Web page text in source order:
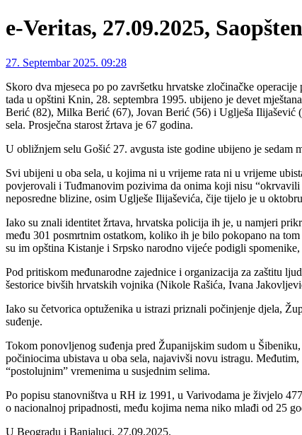
e-Veritas, 27.09.2025,
27. Septembar 2025. 09:28
Skoro dva mjeseca po po završetku hrvatske zločinačke
tada u opštini Knin, 28. septembra 1995. ubijeno je devet
Berić (82), Milka Berić (67), Jovan Berić (56) i Uglješa Ilijašević
sela. Prosječna starost žrtava je 67 godina.
U obližnjem selu Gošić 27. avgusta iste godine ubijeno je sedam
Svi ubijeni u oba sela, u kojima ni u vrijeme rata ni u vrijeme
povjerovali i Tuđmanovim pozivima da onima koji nisu
neposredne blizine, osim Uglješe Ilijaševića, čije tijelo je u
Iako su znali identitet žrtava, hrvatska policija ih je, u namjeri
među 301 posmrtnim ostatkom, koliko ih je bilo pokopano na
su im opština Kistanje i Srpsko narodno vijeće podigli
Pod pritiskom međunarodne zajednice i organizacija za zaštitu
šestorice bivših hrvatskih vojnika (Nikole Rašića, Ivana
Iako su četvorica optuženika u istrazi priznali počinjenje djela,
suđenje.
Tokom ponovljenog suđenja pred Županijskim sudom u
počiniocima ubistava u oba sela, najavivši novu istragu.
“postolujnim” vremenima u susjednim selima.
Po popisu stanovništva u RH iz 1991, u Varivodama je živjelo
o nacionalnoj pripadnosti, među kojima nema niko mlađi od 25
U Beogradu i Banjaluci, 27.09.2025.